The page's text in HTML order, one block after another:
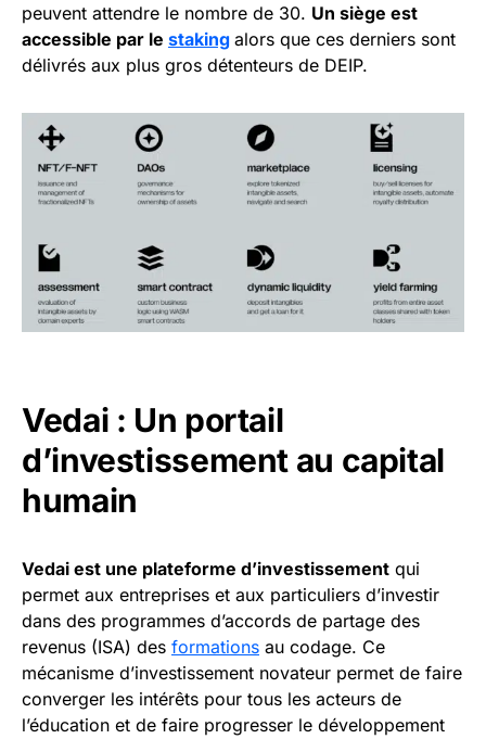
peuvent attendre le nombre de 30. Un siège est
accessible par le staking alors que ces derniers sont
délivrés aux plus gros détenteurs de DEIP.
Vedai : Un portail
d’investissement au capital
humain
Vedai est une plateforme d’investissement qui
permet aux entreprises et aux particuliers d’investir
dans des programmes d’accords de partage des
revenus (ISA) des formations au codage. Ce
mécanisme d’investissement novateur permet de faire
converger les intérêts pour tous les acteurs de
l’éducation et de faire progresser le développement